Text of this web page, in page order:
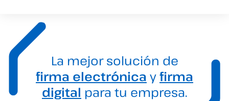
La mejor solución de
firma electrónica yfirma
digital para tu empresa.